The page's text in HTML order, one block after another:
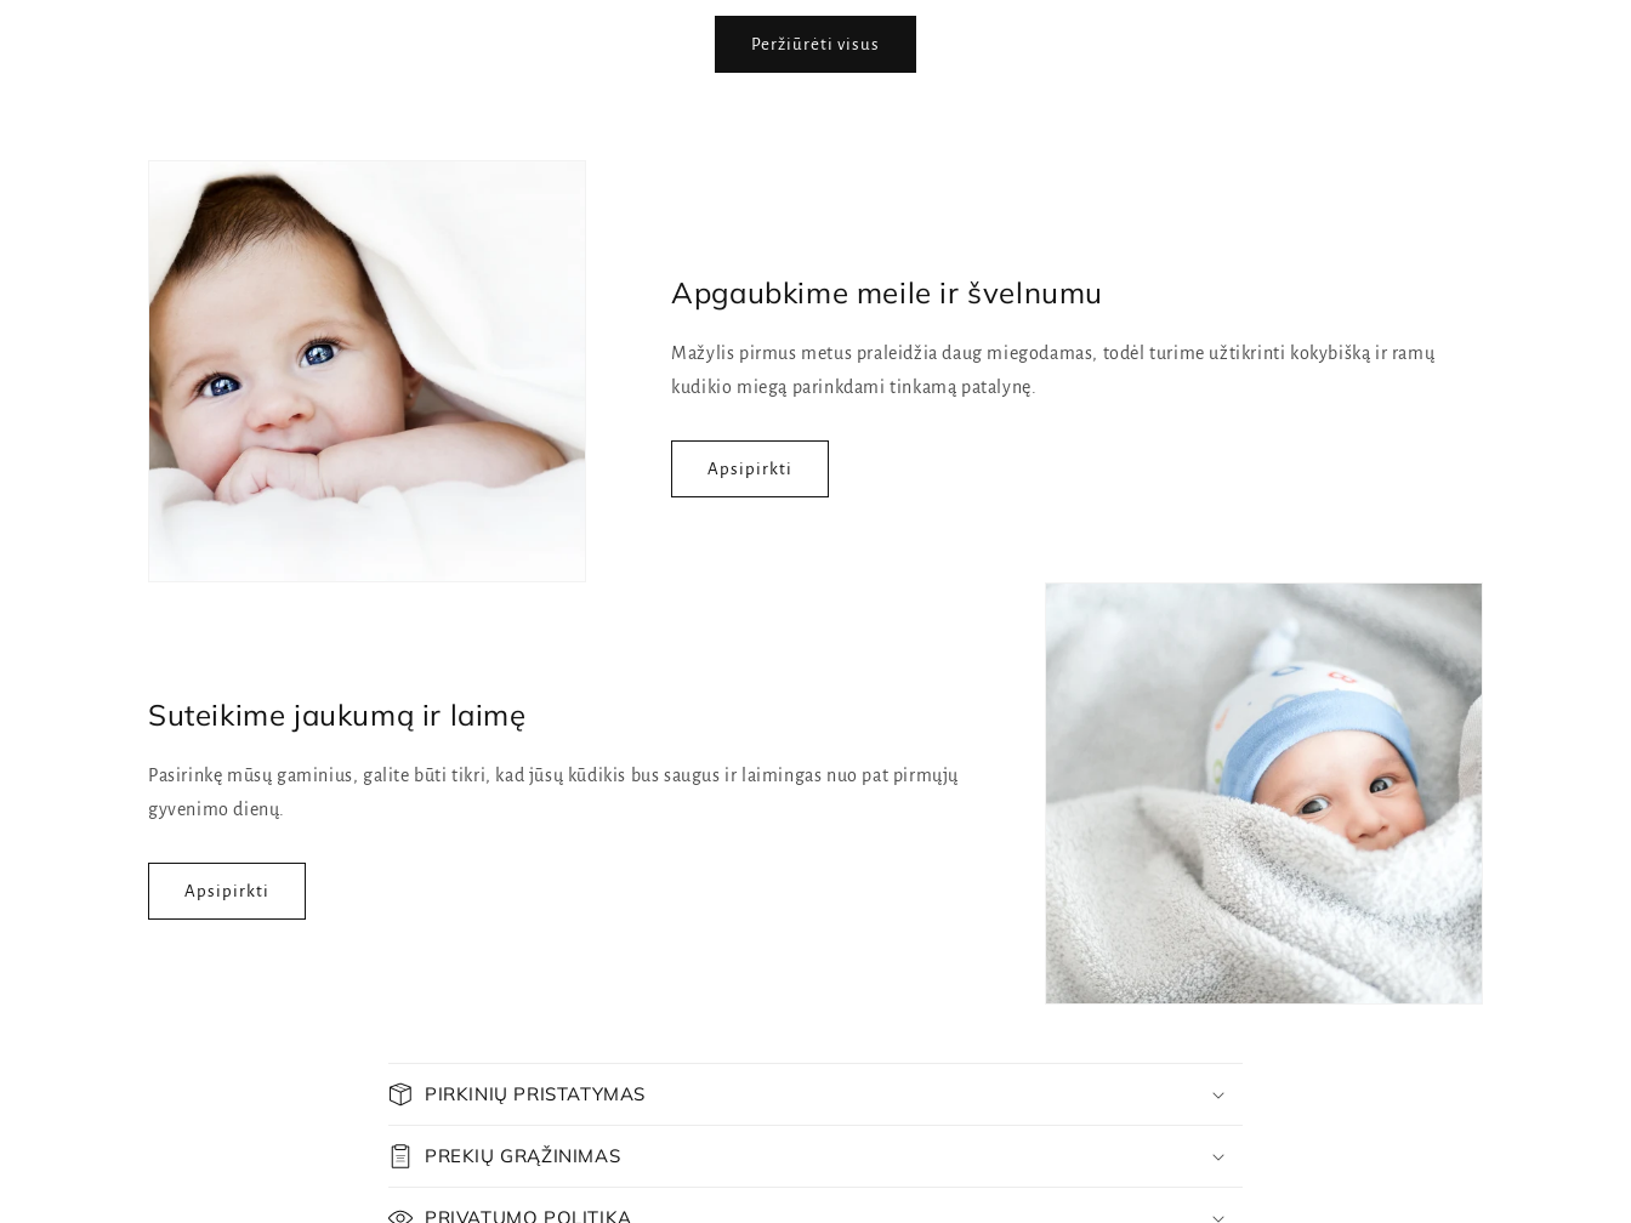
Peržiūrėti visus
Apgaubkime meile ir švelnumu
Mažylis pirmus metus praleidžia daug miegodamas, todėl turime užtikrinti kokybišką ir ramų
kudikio miegą parinkdami tinkamą patalynę.
Apsipirkti
Suteikime jaukumą ir laimę
Pasirinkę mūsų gaminius, galite būti tikri, kad jūsų kūdikis bus saugus ir laimingas nuo pat pirmųjų
gyvenimo dienų.
Apsipirkti
S
u
t
PIRKINIŲ PRISTATYMAS
PREKIŲ GRĄŽINIMAS
PRIVATUMO POLITIKA